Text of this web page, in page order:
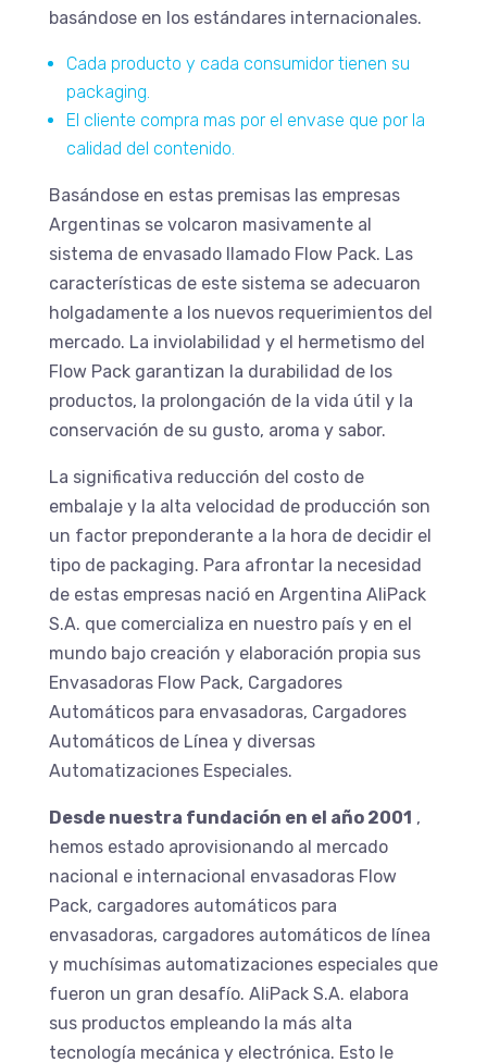
basándose en los estándares internacionales.
Cada producto y cada consumidor tienen su
packaging.
El cliente compra mas por el envase que por la
calidad del contenido.
Basándose en estas premisas las empresas
Argentinas se volcaron masivamente al
sistema de envasado llamado Flow Pack. Las
características de este sistema se adecuaron
holgadamente a los nuevos requerimientos del
mercado. La inviolabilidad y el hermetismo del
Flow Pack garantizan la durabilidad de los
productos, la prolongación de la vida útil y la
conservación de su gusto, aroma y sabor.
La significativa reducción del costo de
embalaje y la alta velocidad de producción son
un factor preponderante a la hora de decidir el
tipo de packaging. Para afrontar la necesidad
de estas empresas nació en Argentina AliPack
S.A. que comercializa en nuestro país y en el
mundo bajo creación y elaboración propia sus
Envasadoras Flow Pack, Cargadores
Automáticos para envasadoras, Cargadores
Automáticos de Línea y diversas
Automatizaciones Especiales.
Desde nuestra fundación en el año 2001 ,
hemos estado aprovisionando al mercado
nacional e internacional envasadoras Flow
Pack, cargadores automáticos para
envasadoras, cargadores automáticos de línea
y muchísimas automatizaciones especiales que
fueron un gran desafío. AliPack S.A. elabora
sus productos empleando la más alta
tecnología mecánica y electrónica. Esto le